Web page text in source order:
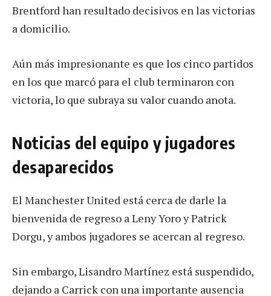
Brentford han resultado decisivos en las victorias
a domicilio.
Aún más impresionante es que los cinco partidos
en los que marcó para el club terminaron con
victoria, lo que subraya su valor cuando anota.
Noticias del equipo y jugadores
desaparecidos
El Manchester United está cerca de darle la
bienvenida de regreso a Leny Yoro y Patrick
Dorgu, y ambos jugadores se acercan al regreso.
Sin embargo, Lisandro Martínez está suspendido,
dejando a Carrick con una importante ausencia